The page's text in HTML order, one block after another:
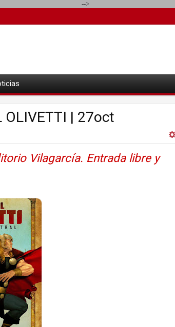
-->
OLIVETTI | 27oct
Vilagarcía. Entrada libre y